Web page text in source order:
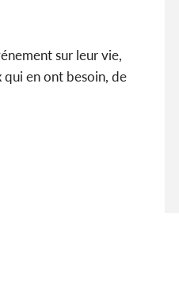
sur leur vie,
en ont besoin, de